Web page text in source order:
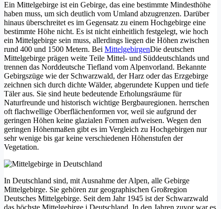
Ein Mittelgebirge ist ein Gebirge, das eine bestimmte Mindesthöhe
haben muss, um sich deutlich vom Umland abzugrenzen. Darüber
hinaus überschreitet es im Gegensatz zu einem Hochgebirge eine
bestimmte Höhe nicht. Es ist nicht einheitlich festgelegt, wie hoch
ein Mittelgebirge sein muss, allerdings liegen die Höhen zwischen
rund 400 und 1500 Metern. Bei MittelgebirgenDie deutschen
Mittelgebirge prägen weite Teile Mittel- und Süddeutschlands und
trennen das Norddeutsche Tiefland vom Alpenvorland. Bekannte
Gebirgszüge wie der Schwarzwald, der Harz oder das Erzgebirge
zeichnen sich durch dichte Wälder, abgerundete Kuppen und tiefe
Täler aus. Sie sind heute bedeutende Erholungsräume für
Naturfreunde und historisch wichtige Bergbauregionen. herrschen
oft flachwellige Oberflächenformen vor, weil sie aufgrund der
geringen Höhen keine glazialen Formen aufweisen. Wegen den
geringen Höhenmaßen gibt es im Vergleich zu Hochgebirgen nur
sehr wenige bis gar keine verschiedenen Höhenstufen der
Vegetation.
In Deutschland sind, mit Ausnahme der Alpen, alle Gebirge
Mittelgebirge. Sie gehören zur geographischen Großregion
Deutsches Mittelgebirge. Seit dem Jahr 1945 ist der Schwarzwald
das höchste Mittelgebirge i Deutschland. In den Jahren zuvor war es